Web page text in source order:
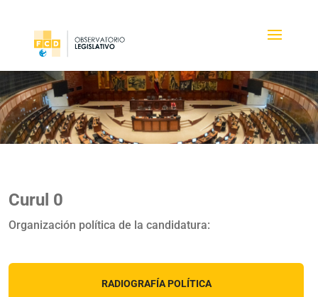
Curul 0
Organización política de la candidatura:
RADIOGRAFÍA POLÍTICA